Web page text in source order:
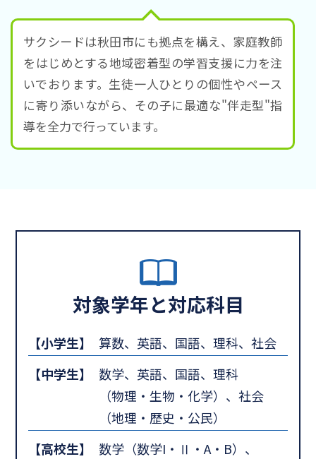
サクシードは秋田市にも拠点を構え、家庭教師
をはじめとする地域密着型の学習支援に力を注
いでおります。生徒一人ひとりの個性やペース
に寄り添いながら、その子に最適な"伴走型"指
導を全力で行っています。
対象学年と対応科目
【小学生】
算数、英語、国語、理科、社会
【中学生】
数学、英語、国語、理科
（物理・生物・化学）、社会
（地理・歴史・公民）
【高校生】
数学（数学I・Ⅱ・A・B）、